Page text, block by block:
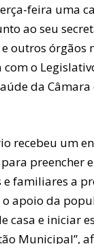
feira uma
ao seu
outros órgãos
o
da
recebeu um
preencher
familiares a
apoio da
casa e iniciar
Municipal”,